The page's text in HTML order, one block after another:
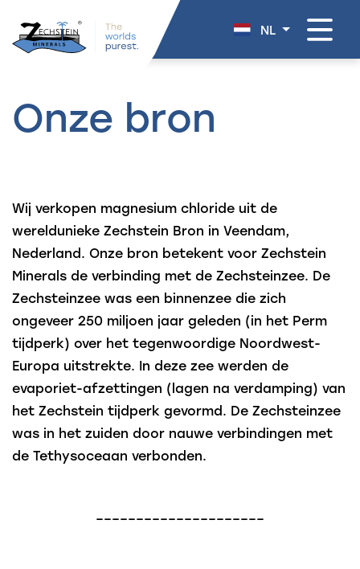
NL
Onze bron
Wij verkopen magnesium chloride uit de
wereldunieke Zechstein Bron in Veendam,
Nederland. Onze bron betekent voor Zechstein
Minerals de verbinding met de Zechsteinzee. De
Zechsteinzee was een binnenzee die zich
ongeveer 250 miljoen jaar geleden (in het Perm
tijdperk) over het tegenwoordige Noordwest-
Europa uitstrekte. In deze zee werden de
evaporiet-afzettingen (lagen na verdamping) van
het Zechstein tijdperk gevormd. De Zechsteinzee
was in het zuiden door nauwe verbindingen met
de Tethysoceaan verbonden.